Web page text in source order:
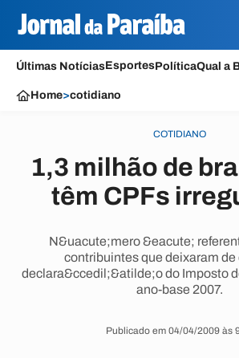
Últimas NotíciasEsportesPolíticaQual a
Home>cotidiano
COTIDIANO
1,3 milhão de
têm CPFs
N&uacute;mero &eacute;
contribuintes que deixaram de
declara&ccedil;&atilde;o do Imposto
ano-base 2007.
Publicado em 04/04/2009 às